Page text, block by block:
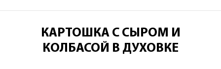
КАРТОШКА С СЫРОМ И
КОЛБАСОЙ В ДУХОВКЕ